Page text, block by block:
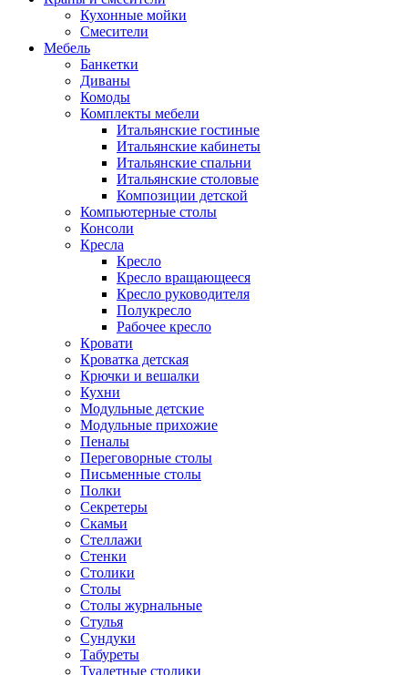
Кухонные мойки
Смесители
Мебель
Банкетки
Диваны
Комоды
Комплекты мебели
Итальянские гостиные
Итальянские кабинеты
Итальянские спальни
Итальянские столовые
Композиции детской
Компьютерные столы
Консоли
Кресла
Кресло
Кресло вращающееся
Кресло руководителя
Полукресло
Рабочее кресло
Кровати
Кроватка детская
Крючки и вешалки
Кухни
Модульные детские
Модульные прихожие
Пеналы
Переговорные столы
Письменные столы
Полки
Секретеры
Скамьи
Стеллажи
Стенки
Столики
Столы
Столы журнальные
Стулья
Сундуки
Табуреты
Туалетные столики